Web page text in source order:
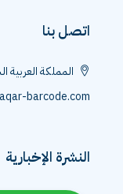
اتصل بنا
المملكة العربية
barcode.com
النشرة الإخبارية